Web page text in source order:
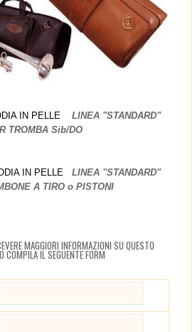
IN PELLE
LINEA "STANDARD"
TROMBA Sib/DO
IN PELLE
LINEA "STANDARD"
A TIRO o PISTONI
MAGGIORI INFORMAZIONI SU QUESTO
COMPILA IL SEGUENTE FORM